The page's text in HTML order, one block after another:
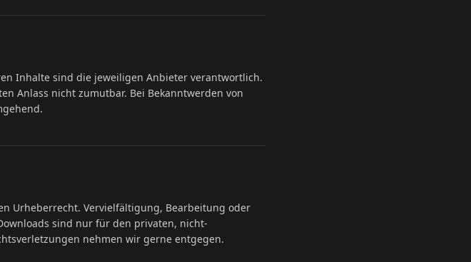
Inhalte sind die jeweiligen Anbieter verantwortlich.
Anlass nicht zumutbar. Bei Bekanntwerden von
Urheberrecht. Vervielfältigung, Bearbeitung oder
sind nur für den privaten, nicht-
nehmen wir gerne entgegen.